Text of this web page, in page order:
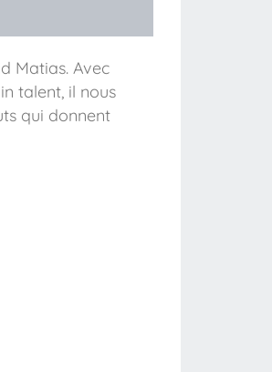
Matias. Avec
talent, il nous
qui donnent